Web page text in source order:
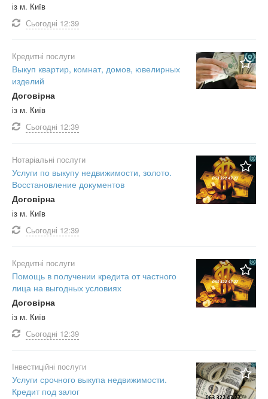
із м. Київ
Сьогодні 12:39
Кредитні послуги
Выкуп квартир, комнат, домов, ювелирных
изделий
Договірна
із м. Київ
Сьогодні 12:39
Нотаріальні послуги
Услуги по выкупу недвижимости, золото.
Восстановление документов
Договірна
із м. Київ
Сьогодні 12:39
Кредитні послуги
Помощь в получении кредита от частного
лица на выгодных условиях
Договірна
із м. Київ
Сьогодні 12:39
Інвестиційні послуги
Услуги срочного выкупа недвижимости.
Кредит под залог